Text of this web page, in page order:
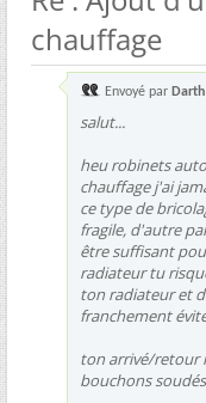
chauffage
Envoyé par Darth
salut...
heu robinets
chauffage j'ai
ce type de
fragile, d'autre
être suffisant
radiateur tu
ton radiateur et
franchement
ton arrivé/retour
bouchons